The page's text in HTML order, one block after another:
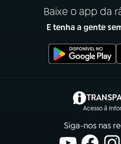
Baixe o app da
E tenha a gente
Acesso à
Siga-nos nas